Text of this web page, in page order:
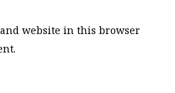
website in this browser